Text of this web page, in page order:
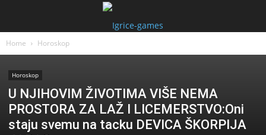
Home Horoskop
Horoskop
U NJIHOVIM ŽIVOTIMA VIŠE NEMA
PROSTORA ZA LAŽ I LICEMERSTVO:Oni
staju svemu na tacku DEVICA ŠKORPIJA